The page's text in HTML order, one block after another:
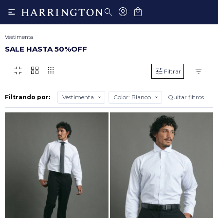

Vestimenta
SALE HASTA 50%OFF
fullscreen_exit grid_view transition_dissolve
Filtrando por: Vestimenta Color: Blanco Quitar filtros